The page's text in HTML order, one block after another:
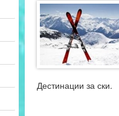
Дестинации за ски.